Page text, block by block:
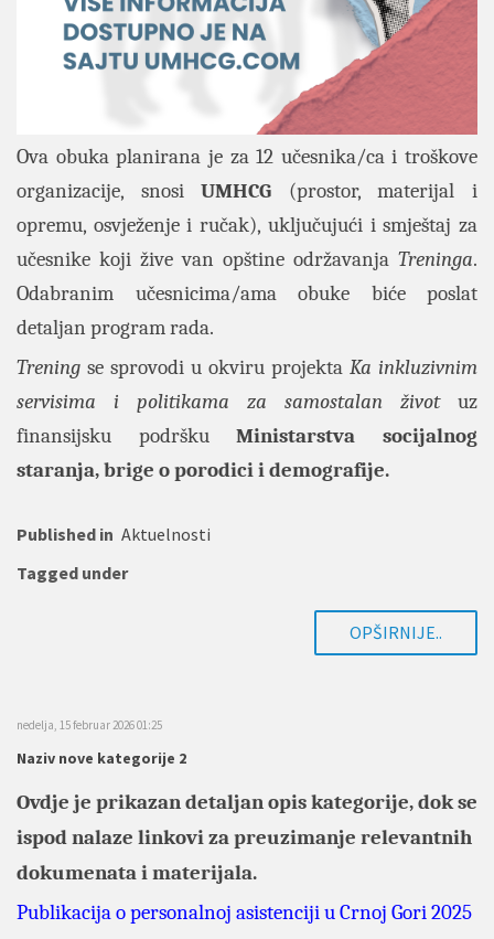
Ova obuka planirana je za 12 učesnika/ca i troškove
organizacije, snosiUMHCG (prostor, materijal i
opremu, osvježenje i ručak), uključujući i smještaj za
učesnike koji žive van opštine održavanja Treninga.
Odabranim učesnicima/ama obuke biće poslat
detaljan program rada.
Trening se sprovodi u okviru projekta Ka inkluzivnim
servisima i politikama za samostalan životuz
finansijsku podrškuMinistarstva socijalnog
staranja, brige o porodici i demografije.
Published in Aktuelnosti
Tagged under
OPŠIRNIJE..
nedelja, 15 februar 2026 01:25
Naziv nove kategorije 2
Ovdje je prikazan detaljan opis kategorije, dok se
ispod nalaze linkovi za preuzimanje relevantnih
dokumenata i materijala.
Publikacija o personalnoj asistenciji u Crnoj Gori 2025